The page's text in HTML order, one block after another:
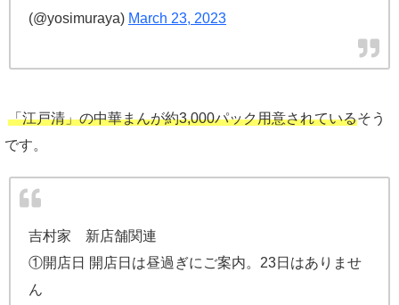
(@yosimuraya) March 23, 2023
「江戸清」の中華まんが約3,000パック用意されているそう
です。
吉村家 新店舗関連
①開店日 開店日は昼過ぎにご案内。23日はありませ
ん